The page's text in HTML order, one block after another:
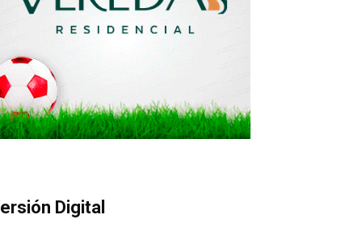
Digital